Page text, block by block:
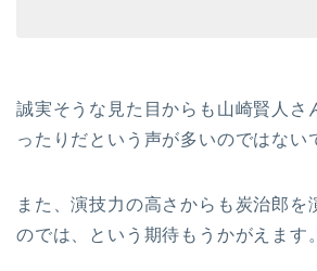
誠実そうな見た目からも山崎賢人さ
ったりだという声が多いのではない
また、演技力の高さからも炭治郎を
のでは、という期待もうかがえます。